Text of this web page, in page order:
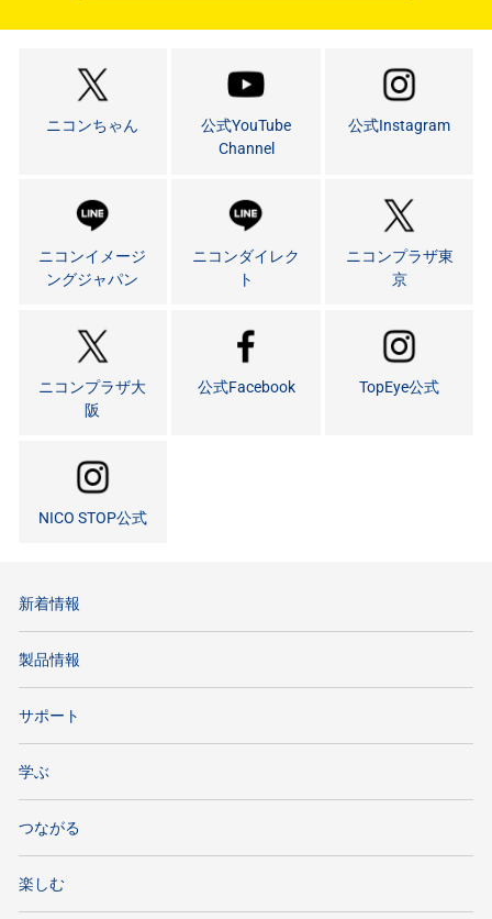
ニコンちゃん
公式YouTube
Channel
公式Instagram
ニコンイメージ
ングジャパン
ニコンダイレク
ト
ニコンプラザ東
京
ニコンプラザ大
阪
公式Facebook TopEye公式
NICO STOP公式
新着情報
製品情報
サポート
学ぶ
つながる
楽しむ